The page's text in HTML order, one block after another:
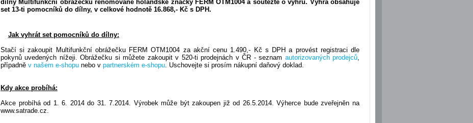
dílny Multifunkční obrážečku renomované holandské značky FERM OTM1004 a soutěžte o výhru. Výhra obsahuje
set 13-ti pomocníků do dílny, v celkové hodnotě 16.868,- Kč s DPH.
Jak vyhrát set pomocníků do dílny:
Stačí si zakoupit Multifunkční obrážečku FERM OTM1004 za akční cenu 1.490,- Kč s DPH a provést registraci dle
pokynů uvedených nížeji. Obrážečku si můžete zakoupit v 520-ti prodejnách v ČR - seznam autorizovaných prodejců,
případně v našem e-shopu nebo v partnerském e-shopu. Uschovejte si prosím nákupní daňový doklad.
Kdy akce probíhá:
Akce probíhá od 1. 6. 2014 do 31. 7.2014. Výrobek může být zakoupen již od 26.5.2014. Výherce bude zveřejněn na
www.satrade.cz.